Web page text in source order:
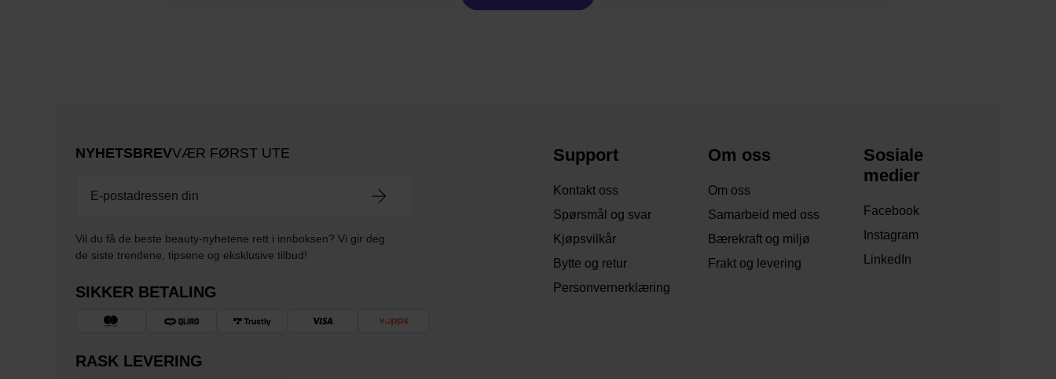
NYHETSBREVVÆR FØRST UTE
Vil du få de beste beauty-nyhetene rett i innboksen? Vi gir deg
de siste trendene, tipsene og eksklusive tilbud!
SIKKER BETALING
RASK LEVERING
Support
Kontakt oss
Spørsmål og svar
Kjøpsvilkår
Bytte og retur
Personvernerklæring
Om oss
Om oss
Samarbeid med oss
Bærekraft og miljø
Frakt og levering
Sosiale
medier
Facebook
Instagram
LinkedIn